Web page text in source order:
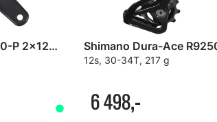
Shimano Ultegra R8100-P 2x12s Wattkrank
12s, 30-34T, 217 g
6 498,-